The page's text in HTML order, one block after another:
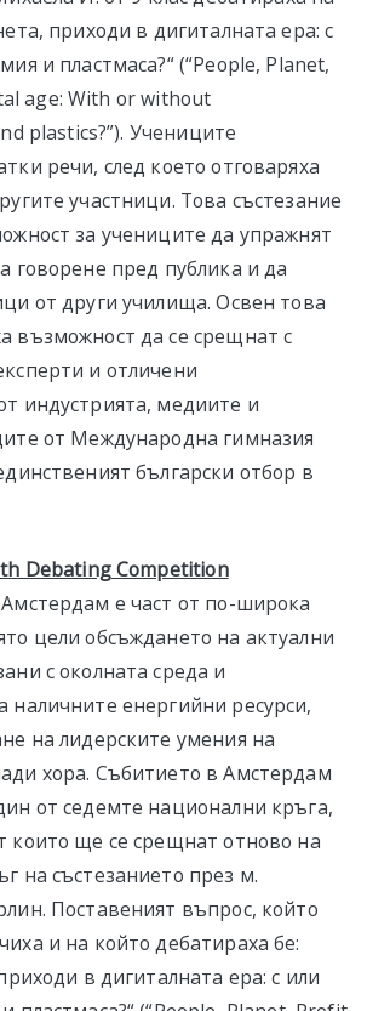
приходи в дигиталната ера: с
и пластмаса?“ (“People, Planet,
age: With or without
plastics?”). Учениците
речи, след което отговаряха
участници. Това състезание
за учениците да упражнят
говорене пред публика и да
от други училища. Освен това
възможност да се срещнат с
и отличени
индустрията, медиите и
от Международна гимназия
български отбор в
Debating Competition
е част от по-широка
цели обсъждането на актуални
с околната среда и
наличните енергийни ресурси,
на лидерските умения на
хора. Събитието в Амстердам
от седемте национални кръга,
които ще се срещнат отново на
на състезанието през м.
Поставеният въпрос, който
и на който дебатираха бе:
в дигиталната ера: с или